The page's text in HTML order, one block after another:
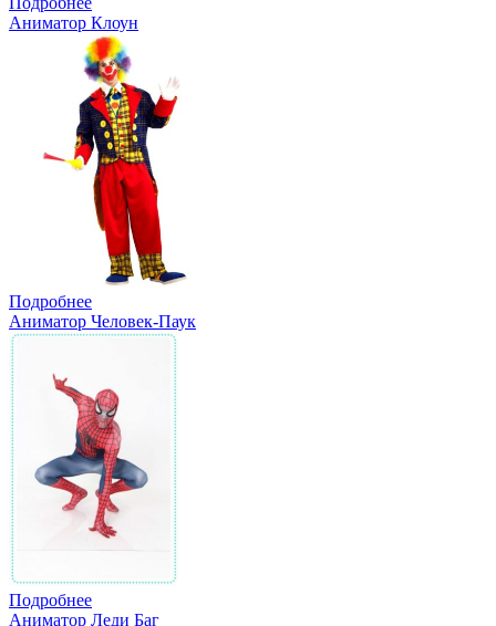
Аниматор Клоун
Подробнее
Аниматор Человек-Паук
Подробнее
Аниматор Леди Баг